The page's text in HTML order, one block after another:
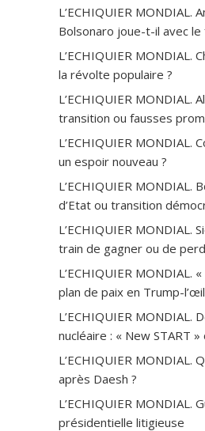
L’ECHIQUIER MONDIAL.
Bolsonaro joue-t-il avec le
L’ECHIQUIER MONDIAL.
la révolte populaire ?
L’ECHIQUIER MONDIAL.
transition ou fausses
L’ECHIQUIER MONDIAL.
un espoir nouveau ?
L’ECHIQUIER MONDIAL.
d’Etat ou transition
L’ECHIQUIER MONDIAL.
train de gagner ou de
L’ECHIQUIER MONDIAL.
plan de paix en Trump-
L’ECHIQUIER MONDIAL.
nucléaire : « New START »
L’ECHIQUIER MONDIAL.
après Daesh ?
L’ECHIQUIER MONDIAL.
présidentielle litigieuse